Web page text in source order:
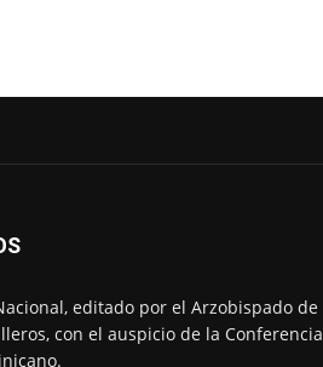
editado por el Arzobispado de
con el auspicio de la Conferencia